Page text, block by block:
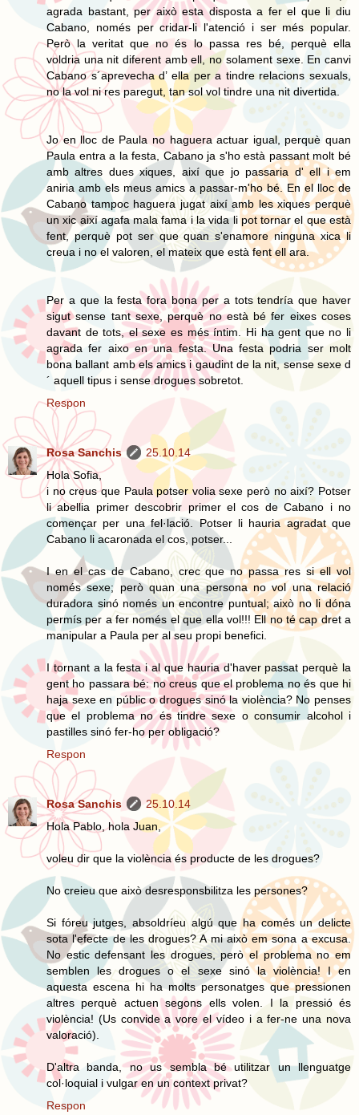
agrada bastant, per això esta disposta a fer el que li diu
Cabano, només per cridar-li l'atenció i ser més popular.
Però la veritat que no és lo passa res bé, perquè ella
voldria una nit diferent amb ell, no solament sexe. En canvi
Cabano s´aprevecha d’ ella per a tindre relacions sexuals,
no la vol ni res paregut, tan sol vol tindre una nit divertida.
Jo en lloc de Paula no haguera actuar igual, perquè quan
Paula entra a la festa, Cabano ja s'ho està passant molt bé
amb altres dues xiques, així que jo passaria d' ell i em
aniria amb els meus amics a passar-m'ho bé. En el lloc de
Cabano tampoc haguera jugat així amb les xiques perquè
un xic així agafa mala fama i la vida li pot tornar el que està
fent, perquè pot ser que quan s'enamore ninguna xica li
creua i no el valoren, el mateix que està fent ell ara.
Per a que la festa fora bona per a tots tendría que haver
sigut sense tant sexe, perquè no està bé fer eixes coses
davant de tots, el sexe es més íntim. Hi ha gent que no li
agrada fer aixo en una festa. Una festa podria ser molt
bona ballant amb els amics i gaudint de la nit, sense sexe d
´ aquell tipus i sense drogues sobretot.
Respon
Rosa Sanchis
25.10.14
Hola Sofia,
i no creus que Paula potser volia sexe però no així? Potser
li abellia primer descobrir primer el cos de Cabano i no
començar per una fel·lació. Potser li hauria agradat que
Cabano li acaronada el cos, potser...
I en el cas de Cabano, crec que no passa res si ell vol
només sexe; però quan una persona no vol una relació
duradora sinó només un encontre puntual; això no li dóna
permís per a fer només el que ella vol!!! Ell no té cap dret a
manipular a Paula per al seu propi benefici.
I tornant a la festa i al que hauria d'haver passat perquè la
gent ho passara bé: no creus que el problema no és que hi
haja sexe en públic o drogues sinó la violència? No penses
que el problema no és tindre sexe o consumir alcohol i
pastilles sinó fer-ho per obligació?
Respon
Rosa Sanchis
25.10.14
Hola Pablo, hola Juan,
voleu dir que la violència és producte de les drogues?
No creieu que això desresponsbilitza les persones?
Si fóreu jutges, absoldríeu algú que ha comés un delicte
sota l'efecte de les drogues? A mi això em sona a excusa.
No estic defensant les drogues, però el problema no em
semblen les drogues o el sexe sinó la violència! I en
aquesta escena hi ha molts personatges que pressionen
altres perquè actuen segons ells volen. I la pressió és
violència! (Us convide a vore el vídeo i a fer-ne una nova
valoració).
D'altra banda, no us sembla bé utilitzar un llenguatge
col·loquial i vulgar en un context privat?
Respon